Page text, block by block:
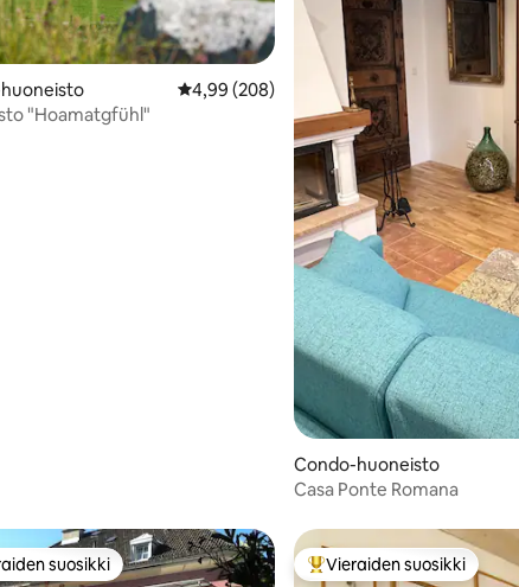
5, 629 arvostelua
Keskimääräinen arvio 4,99/5, 208
4,99 (208)
"Hoamatgfühl"
Condo-huoneisto
Casa Ponte Romana
suosikkien parhaimmistoa
suosikki Vieraiden suosikkien
Vieraiden suosikki